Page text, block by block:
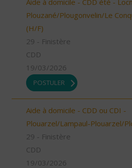
Aide à domicile - CDD été -
Plouzané/Plougonvelin/Le
(H/F)
29 - Finistère
CDD
19/03/2026
POSTULER
Aide à domicile - CDD ou CDI -
Plouarzel/Lampaul-Plouarzel/
29 - Finistère
CDD
19/03/2026